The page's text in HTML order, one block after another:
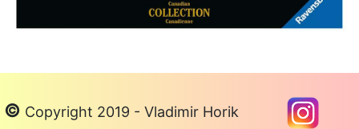
© Copyright 2019 - Vladimir Horik